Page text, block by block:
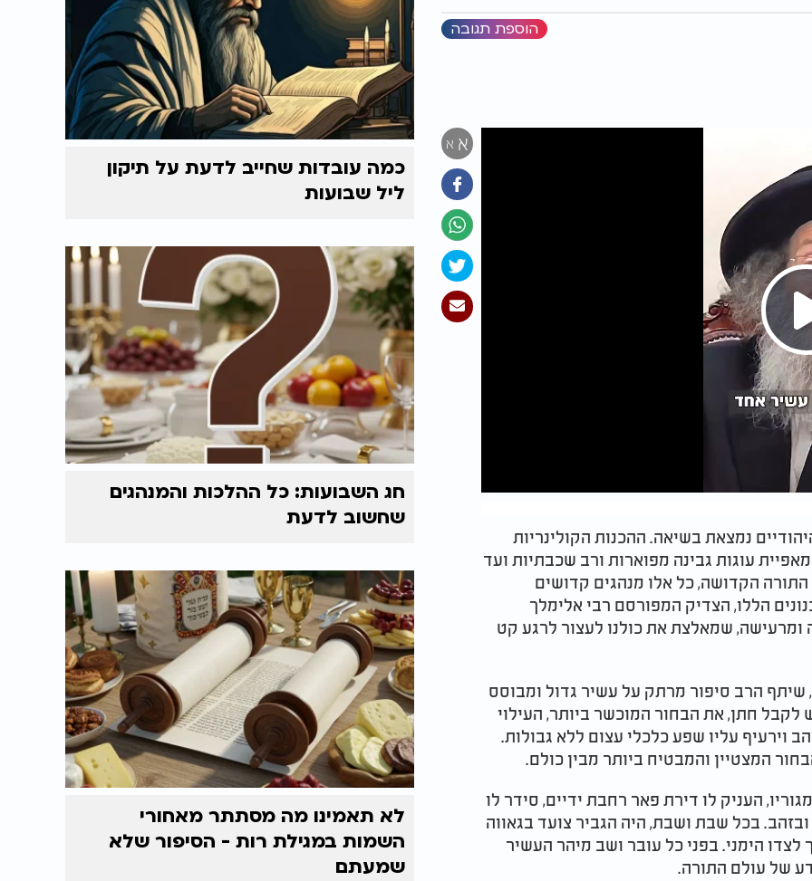
הוספת תגובה
א א
נמצאת בשיאה. ההכנות הקולינריות
עוגות גבינה מפוארות ורב שכבתיות ועד
התורה הקדושה, כל אלו מנהגים קדושים
הללו, הצדיק המפורסם רבי אלימלך
ומרעישה, שמאלצת את כולנו לעצור לרגע קט
הרב סיפור מרתק על עשיר גדול ומבוסס
חתן, את הבחור המוכשר ביותר, העילוי
וירעיף עליו שפע כלכלי עצום ללא גבולות.
המצטיין והמבטיח ביותר מבין כולם.
העניק לו דירת פאר רחבת ידיים, סידר לו
ובזהב. בכל שבת ושבת, היה הגביר צועד בגאווה
הימני. בפני כל עובר ושב מיהר העשיר
של עולם התורה.
כמה עובדות שחייב לדעת על תיקון
ליל שבועות
חג השבועות: כל ההלכות והמנהגים
שחשוב לדעת
לא תאמינו מה מסתתר מאחורי
השמות במגילת רות - הסיפור שלא
שמעתם